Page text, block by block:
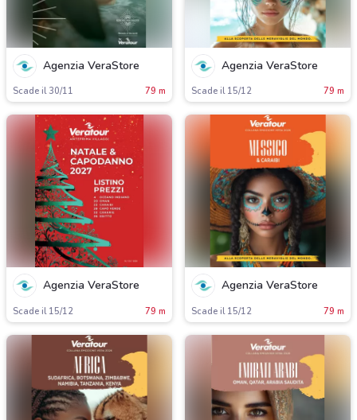
Agenzia VeraStore
Scade il 30/11 79 m
Agenzia VeraStore
Scade il 15/12 79 m
Agenzia VeraStore
Scade il 15/12 79 m
Agenzia VeraStore
Scade il 15/12 79 m